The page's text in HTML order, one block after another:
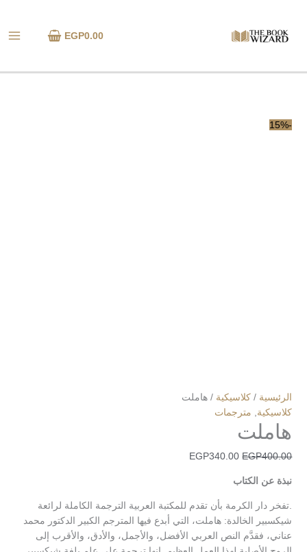
المحتوى
EGP0.00
-15%
الرئيسية / كلاسيكية / هاملت
كلاسيكية
مترجمات
هاملت
EGP400.00
EGP340.00
نبذة عن الكتاب
.تفخر دار الكرمة بأن تقدم للمكتبة العربية الترجمة الكاملة لرائعة
شيكسبير الخالدة: هاملت، التي أبدع فيها المترجم الكبير الدكتور محمد
عناني، فقدَّم النص العربي الأفضل، والأجمل، والأدق، والأقرب إلى